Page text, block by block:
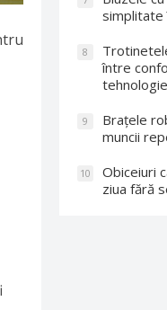
simplitate
8
între
tehnologie
9
Brațele
muncii
10
Obiceiuri
ziua fără